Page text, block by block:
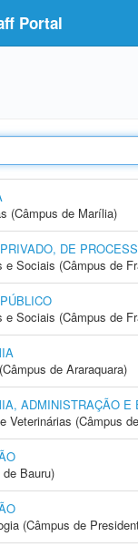
Portal
(Câmpus de Marília)
DE
e Sociais (Câmpus de
e Sociais (Câmpus de
de Araraquara)
ADMINISTRAÇÃO E
Veterinárias (Câmpus
Bauru)
(Câmpus de